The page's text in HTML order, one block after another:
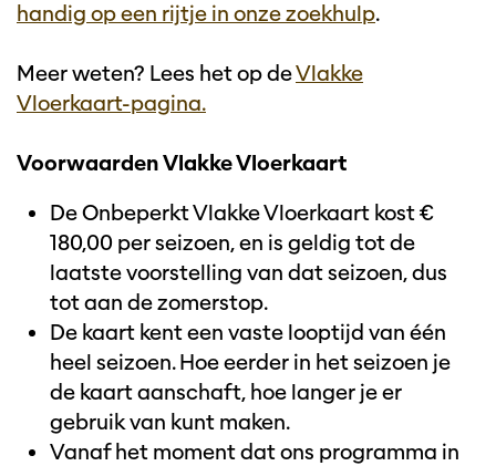
handig op een rijtje in onze zoekhulp.
Meer weten? Lees het op deVlakke
Vloerkaart-pagina.
Voorwaarden Vlakke Vloerkaart
De Onbeperkt Vlakke Vloerkaart kost €
180,00 per seizoen, en is geldig tot de
laatste voorstelling van dat seizoen, dus
tot aan de zomerstop.
De kaart kent een vaste looptijd van één
heel seizoen. Hoe eerder in het seizoen je
de kaart aanschaft, hoe langer je er
gebruik van kunt maken.
Vanaf het moment dat ons programma in